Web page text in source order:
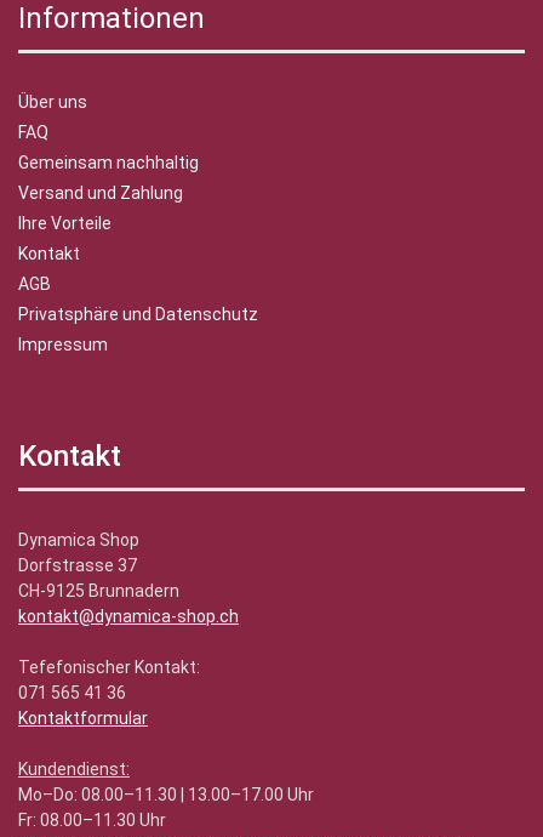
Informationen
Über uns
FAQ
Gemeinsam nachhaltig
Versand und Zahlung
Ihre Vorteile
Kontakt
AGB
Privatsphäre und Datenschutz
Impressum
Kontakt
Dynamica Shop
Dorfstrasse 37
CH-9125 Brunnadern
kontakt@dynamica-shop.ch
Tefefonischer Kontakt:
071 565 41 36
Kontaktformular
Kundendienst:
Mo–Do: 08.00–11.30 | 13.00–17.00 Uhr
Fr: 08.00–11.30 Uhr